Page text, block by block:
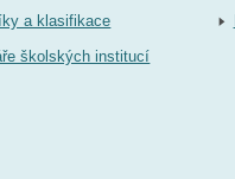
a klasifikace
školských institucí